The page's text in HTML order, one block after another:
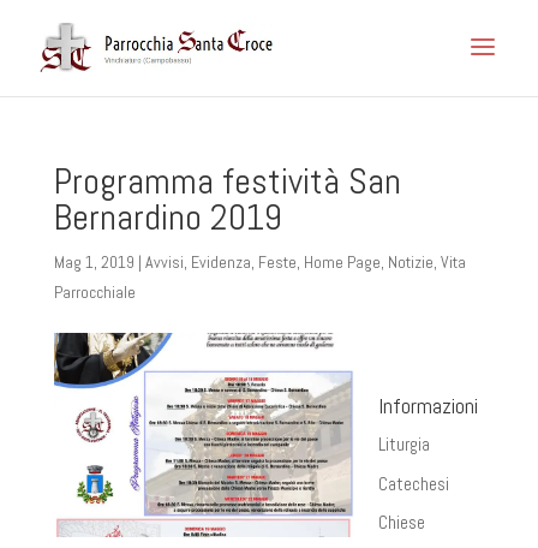
Programma festività San
Bernardino 2019
Mag 1, 2019 | Avvisi, Evidenza, Feste, Home Page, Notizie, Vita
Parrocchiale
Informazioni
Liturgia
Catechesi
Chiese